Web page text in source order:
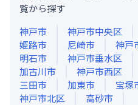
覧から探す
神戸市
神戸市中央区
姫路市
尼崎市 神戸
明石市
神戸市垂水区
加古川市
神戸市西区
三田市
加東市 宝塚
神戸市北区
高砂市